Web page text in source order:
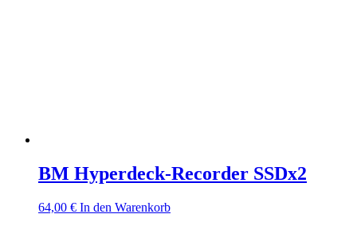
BM Hyperdeck-Recorder SSDx2
64,00 € In den Warenkorb